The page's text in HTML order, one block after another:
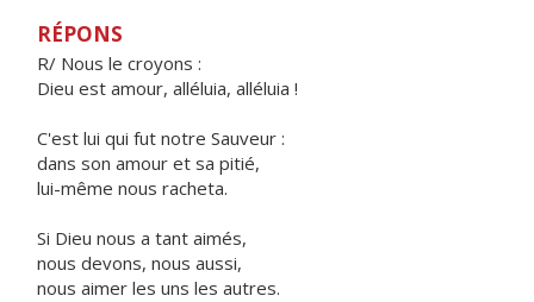
RÉPONS
R/ Nous le croyons :
Dieu est amour, alléluia, alléluia !
C'est lui qui fut notre Sauveur :
dans son amour et sa pitié,
lui-même nous racheta.
Si Dieu nous a tant aimés,
nous devons, nous aussi,
nous aimer les uns les autres.